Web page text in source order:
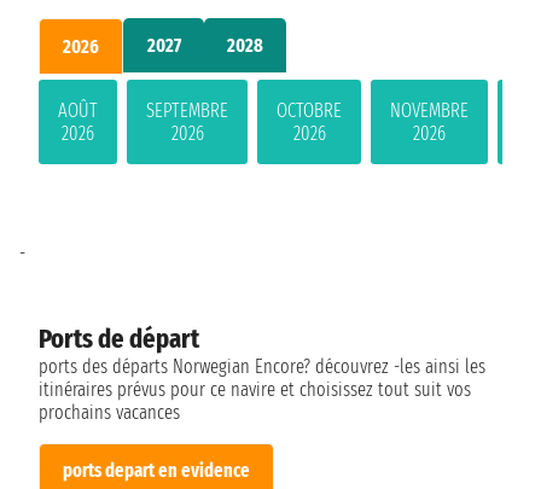
2026 2027 2028
AOÛT
2026
SEPTEMBRE
2026
OCTOBRE
2026
NOVEMBRE
2026
Ports de départ
ports des départs Norwegian Encore? découvrez -les ainsi les
itinéraires prévus pour ce navire et choisissez tout suit vos
prochains vacances
ports depart en evidence
-